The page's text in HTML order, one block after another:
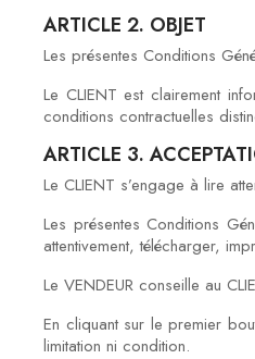
ARTICLE 2. OBJET
Les présentes Conditions
Le CLIENT est clairement
conditions contractuelles
ARTICLE 3.
Le CLIENT s’engage à lire
Les présentes Conditions
attentivement, télécharger,
Le VENDEUR conseille au
En cliquant sur le premier
limitation ni condition.